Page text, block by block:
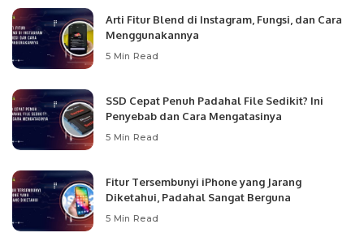
Arti Fitur Blend di Instagram, Fungsi, dan Cara
Menggunakannya
5 Min Read
SSD Cepat Penuh Padahal File Sedikit? Ini
Penyebab dan Cara Mengatasinya
5 Min Read
Fitur Tersembunyi iPhone yang Jarang
Diketahui, Padahal Sangat Berguna
5 Min Read